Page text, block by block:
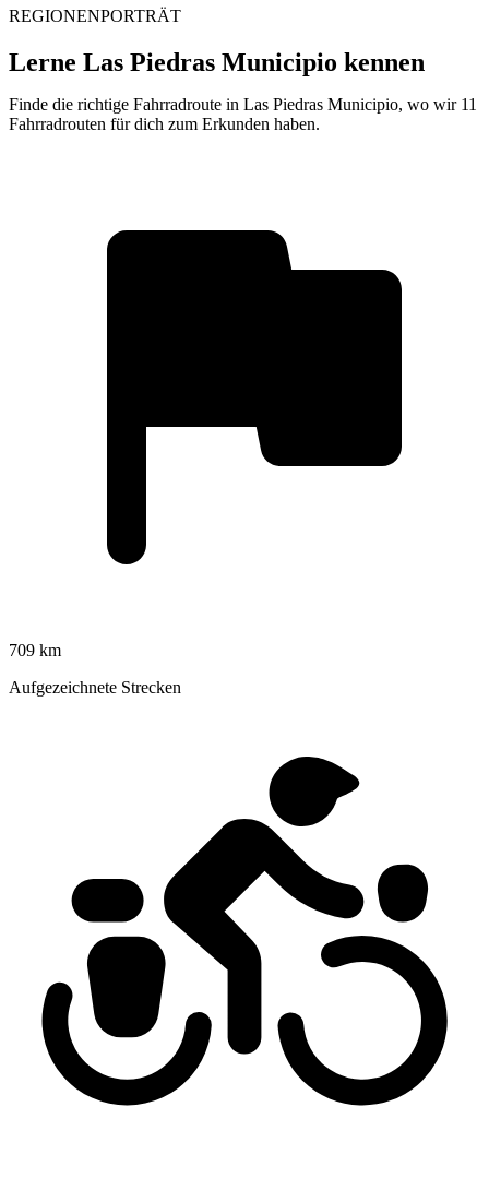
REGIONENPORTRÄT
Lerne Las Piedras Municipio kennen
Finde die richtige Fahrradroute in Las Piedras Municipio, wo wir 11
Fahrradrouten für dich zum Erkunden haben.
709 km
Aufgezeichnete Strecken